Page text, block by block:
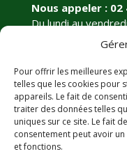
Pour offrir les meilleures
telles que les cookies pour
appareils. Le fait de
traiter des données telles
uniques sur ce site. Le fait
consentement peut avoir
et fonctions.
Nous appeler : 02
Du lundi au
9h-12h30 / 14h-18h
Mentions légales
CGV
Politique de
FAQ